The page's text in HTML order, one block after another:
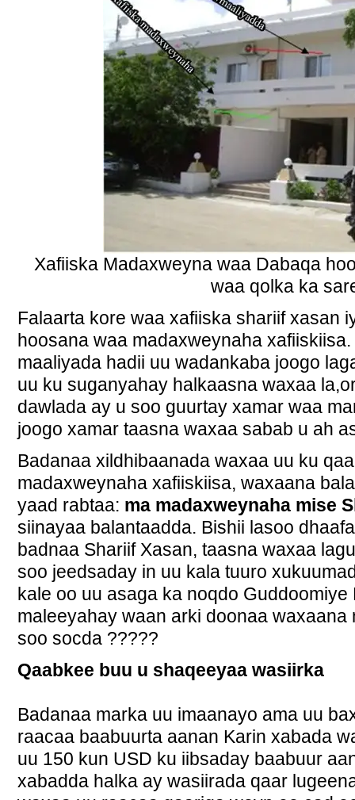
Xafiiska Madaxweyna waa Dabaqa
waa qolka ka
Falaarta kore waa xafiiska shariif xasan
hoosana waa madaxweynaha
maaliyada hadii uu wadankaba joogo
uu ku suganyahay halkaasna waxaa
dawlada ay u soo guurtay xamar waa
joogo xamar taasna waxaa sabab u ah
Badanaa xildhibaanada waxaa uu ku
madaxweynaha xafiiskiisa, waxaana
yaad rabtaa: ma madaxweynaha mise
siinayaa balantaadda. Bishii lasoo
badnaa Shariif Xasan, taasna waxaa
soo jeedsaday in uu kala tuuro
kale oo uu asaga ka noqdo
maleeyahay waan arki doonaa waxaana
soo socda ?????
Qaabkee buu u shaqeeyaa wasiirka
Badanaa marka uu imaanayo ama uu
raacaa baabuurta aanan Karin xabada
uu 150 kun USD ku iibsaday baabuur
xabadda halka ay wasiirada qaar